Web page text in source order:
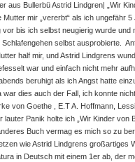
Astrid Lindgren | „Wir
Mutter mir „vererbt“ als ich ungefähr
vor bis ich selbst neugierig wurde und
selbst ausprobierte.
half mir, und Astrid Lindgrens
war und einfach nicht mehr
beruhigt als ich Angst hatte
war dies auch der Fall, ich konnte
von Goethe , E.T A. Hoffmann,
lauter Panik holte ich „Wir Kinder von
Buch vermag es mich so zu
wie Astrid Lindgrens großartiges
in Deutsch mit einem 1er ab, der